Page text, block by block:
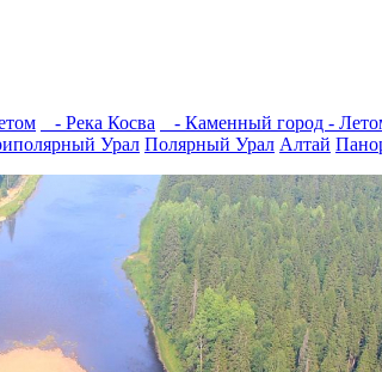
- Река Косва - Каменный город -
Урал Полярный Урал Алтай